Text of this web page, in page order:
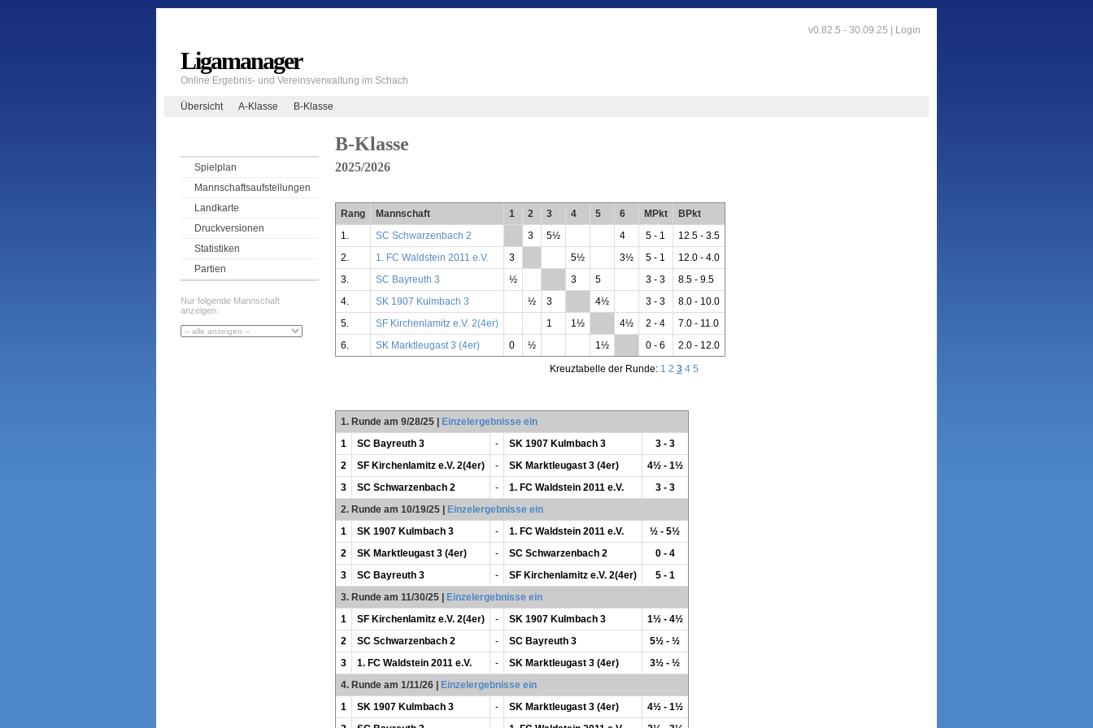
v0.82.5 - 30.09.25 | Login
Ligamanager
Online Ergebnis- und Vereinsverwaltung im Schach
Übersicht A-Klasse B-Klasse
Spielplan
Mannschaftsaufstellungen
Landkarte
Druckversionen
Statistiken
Partien
Nur folgende Mannschaft
anzeigen:
B-Klasse
2025/2026
Rang Mannschaft 1 2 3 4 5 6 MPkt
BPkt
1.
SC Schwarzenbach 2 3 5½ 4 5 - 1
12.5 - 3.5
2.
1. FC Waldstein 2011 e.V. 3 5½ 3½ 5 - 1
12.0 - 4.0
3.
SC Bayreuth 3 ½ 3 5 3 - 3
8.5 - 9.5
4.
SK 1907 Kulmbach 3 ½ 3 4½ 3 - 3
8.0 - 10.0
5.
SF Kirchenlamitz e.V. 2(4er) 1 1½ 4½ 2 - 4
7.0 - 11.0
6.
SK Marktleugast 3 (4er) 0 ½ 1½ 0 - 6 2.0 - 12.0
Kreuztabelle der Runde: 1 2 3 4 5
1. Runde am 9/28/25| Einzelergebnisse ein
1
SC Bayreuth 3 - SK 1907 Kulmbach 3
3 - 3
2
SF Kirchenlamitz e.V. 2(4er) - SK Marktleugast 3 (4er)
4½ - 1½
3
SC Schwarzenbach 2 - 1. FC Waldstein 2011 e.V.
3 - 3
2. Runde am 10/19/25| Einzelergebnisse ein
1
SK 1907 Kulmbach 3 - 1. FC Waldstein 2011 e.V.
½ - 5½
2
SK Marktleugast 3 (4er) - SC Schwarzenbach 2
0 - 4
3
SC Bayreuth 3 - SF Kirchenlamitz e.V. 2(4er)
5 - 1
3. Runde am 11/30/25| Einzelergebnisse ein
1
SF Kirchenlamitz e.V. 2(4er) - SK 1907 Kulmbach 3
1½ - 4½
2
SC Schwarzenbach 2 - SC Bayreuth 3
5½ - ½
3
1. FC Waldstein 2011 e.V. - SK Marktleugast 3 (4er)
3½ - ½
4. Runde am 1/11/26| Einzelergebnisse ein
1
SK 1907 Kulmbach 3 - SK Marktleugast 3 (4er)
4½ - 1½